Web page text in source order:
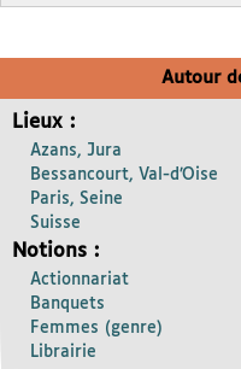
Autour
Lieux :
Azans, Jura
Bessancourt, Val-d’Oise
Paris, Seine
Suisse
Notions :
Actionnariat
Banquets
Femmes (genre)
Librairie